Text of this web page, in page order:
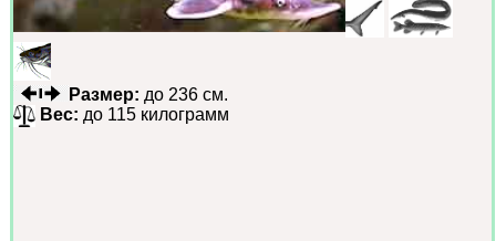
Размер: до 236 см.
Вес: до 115 килограмм